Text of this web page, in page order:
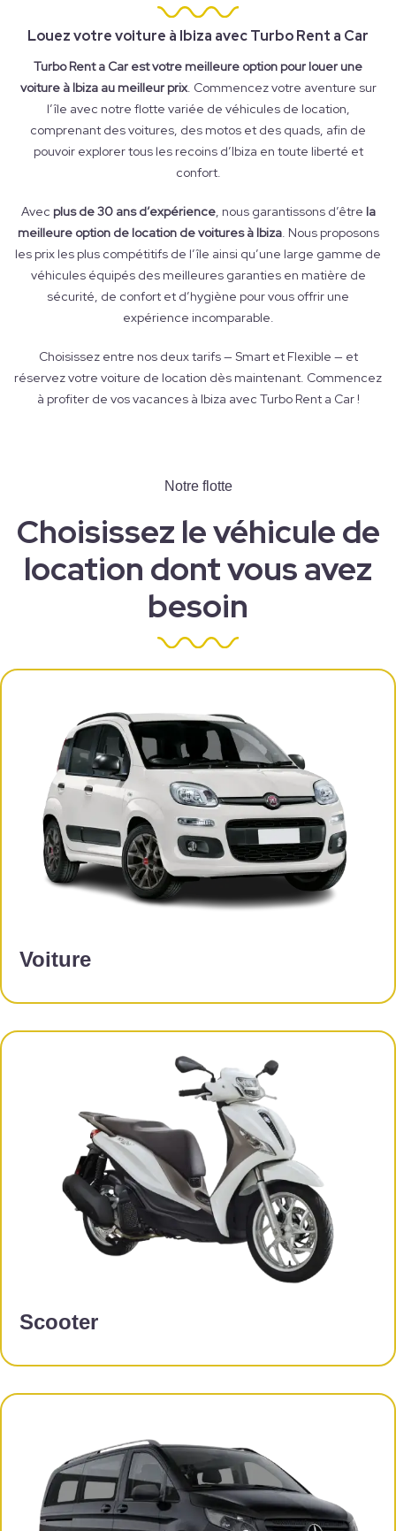
Louez votre voiture à Ibiza avec Turbo Rent a Car
Turbo Rent a Car est votre meilleure option pour louer une
voiture à Ibiza au meilleur prix. Commencez votre aventure sur
l’île avec notre flotte variée de véhicules de location,
comprenant des voitures, des motos et des quads, afin de
pouvoir explorer tous les recoins d’Ibiza en toute liberté et
confort.
Avec plus de 30 ans d’expérience, nous garantissons d’être la
meilleure option de location de voitures à Ibiza. Nous proposons
les prix les plus compétitifs de l’île ainsi qu’une large gamme de
véhicules équipés des meilleures garanties en matière de
sécurité, de confort et d’hygiène pour vous offrir une
expérience incomparable.
Choisissez entre nos deux tarifs — Smart et Flexible — et
réservez votre voiture de location dès maintenant. Commencez
à profiter de vos vacances à Ibiza avec Turbo Rent a Car !
Notre flotte
Choisissez le véhicule de
location dont vous avez
besoin
Voiture
Scooter